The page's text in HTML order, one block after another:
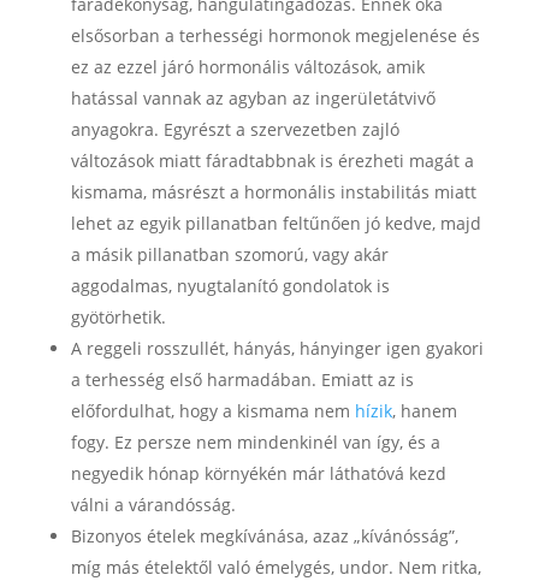
fáradékonyság, hangulatingadozás. Ennek oka
elsősorban a terhességi hormonok megjelenése és
ez az ezzel járó hormonális változások, amik
hatással vannak az agyban az ingerületátvivő
anyagokra. Egyrészt a szervezetben zajló
változások miatt fáradtabbnak is érezheti magát a
kismama, másrészt a hormonális instabilitás miatt
lehet az egyik pillanatban feltűnően jó kedve, majd
a másik pillanatban szomorú, vagy akár
aggodalmas, nyugtalanító gondolatok is
gyötörhetik.
A reggeli rosszullét, hányás, hányinger igen gyakori
a terhesség első harmadában. Emiatt az is
előfordulhat, hogy a kismama nem hízik, hanem
fogy. Ez persze nem mindenkinél van így, és a
negyedik hónap környékén már láthatóvá kezd
válni a várandósság.
Bizonyos ételek megkívánása, azaz „kívánósság”,
míg más ételektől való émelygés, undor. Nem ritka,